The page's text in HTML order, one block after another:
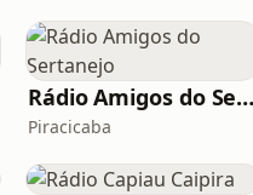
Rádio Amigos do
Piracicaba